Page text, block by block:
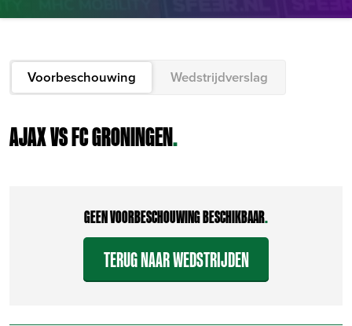
Voorbeschouwing Wedstrijdverslag
AJAX VS FC GRONINGEN.
GEEN VOORBESCHOUWING BESCHIKBAAR.
TERUG NAAR WEDSTRIJDEN